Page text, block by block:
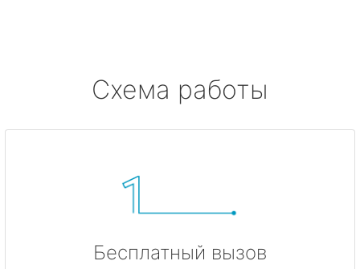
Схема работы
Бесплатный вызов